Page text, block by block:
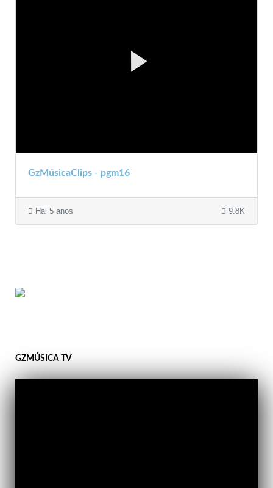
GzMúsicaClips - pgm16
Hai 5 anos 9.8K
GZMÚSICA TV